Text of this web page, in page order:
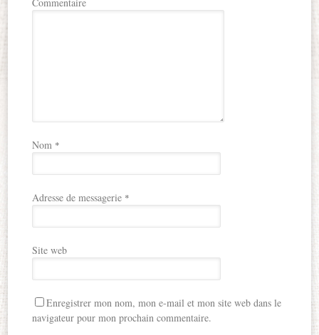
Commentaire
Nom *
Adresse de messagerie *
Site web
Enregistrer mon nom, mon e-mail et mon site web dans le
navigateur pour mon prochain commentaire.